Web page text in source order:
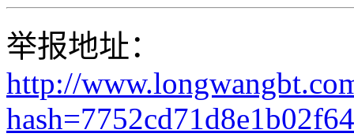
举报地址：
http://